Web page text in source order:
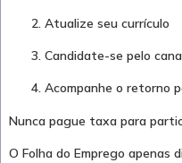
Atualize seu currículo
Candidate-se pelo
Acompanhe o retorno
Nunca pague taxa para
O Folha do Emprego apenas